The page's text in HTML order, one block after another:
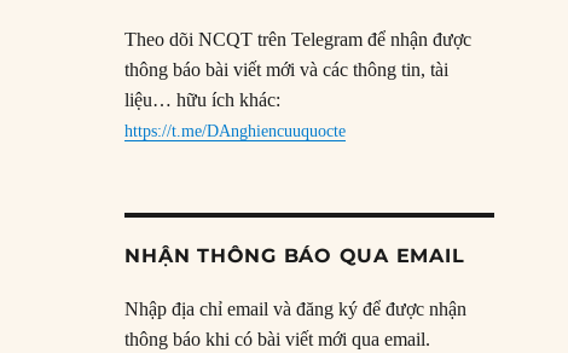
Theo dõi NCQT trên Telegram để nhận được
thông báo bài viết mới và các thông tin, tài
liệu… hữu ích khác:
https://t.me/DAnghiencuuquocte
NHẬN THÔNG BÁO QUA EMAIL
Nhập địa chỉ email và đăng ký để được nhận
thông báo khi có bài viết mới qua email.